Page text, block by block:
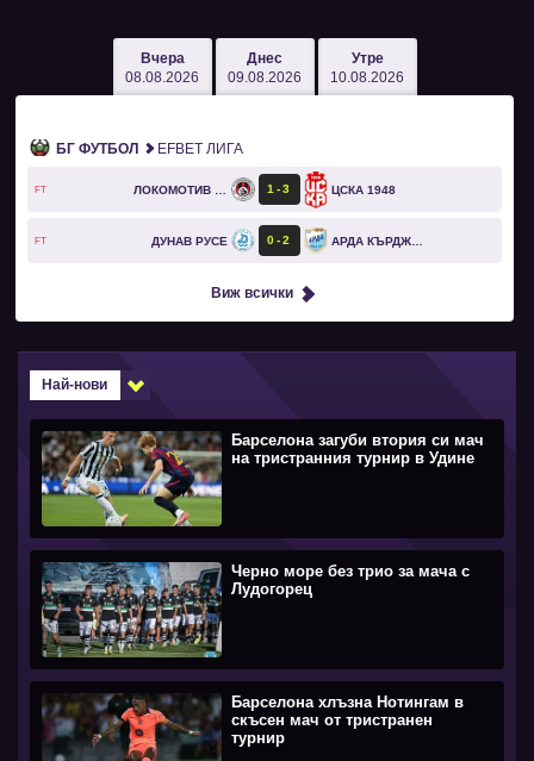
Вчера
08.08.2026
Днес
09.08.2026
Утре
10.08.2026
БГ ФУТБОЛ EFBET ЛИГА
FT 1 3 ЦСКА 1948
FT ДУНАВ РУСЕ 0 2 АРДА КЪРДЖАЛИ
Виж всички
Най-нови
Барселона загуби втория си мач
на тристранния турнир в Удине
Черно море без трио за мача с
Лудогорец
Барселона хлъзна Нотингам в
скъсен мач от тристранен
турнир